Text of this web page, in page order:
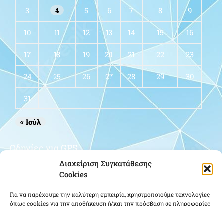
Διαχείριση Συγκατάθεσης
Cookies
Για να παρέχουμε την καλύτερη εμπειρία, χρησιμοποιούμε τεχνολογίες
όπως cookies για την αποθήκευση ή/και την πρόσβαση σε πληροφορίες
3 4 5 6 7 8 9
10 11 12 13 14 15 16
17 18 19 20 21 22 23
24 25 26 27 28 29 30
31
« Ιούλ
Οδηγίες για GPS